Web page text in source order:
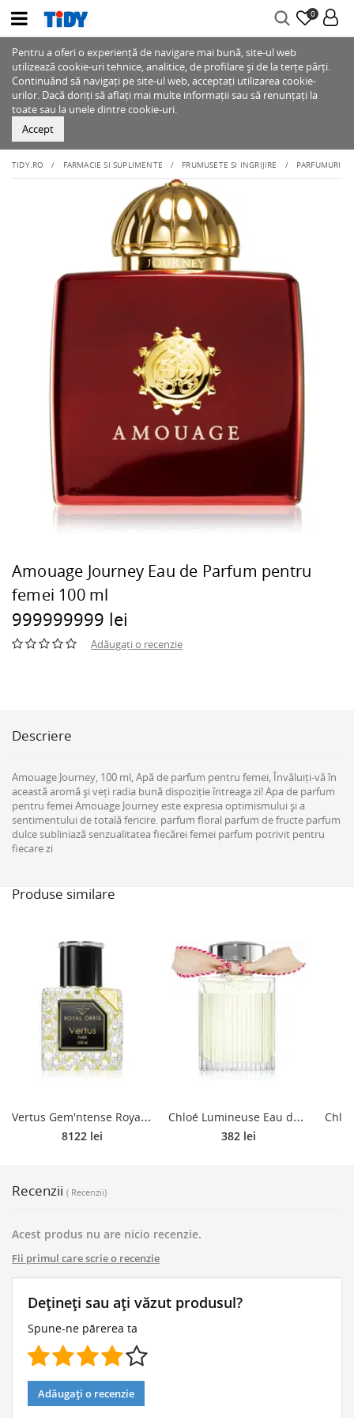
0
Pentru a oferi o experiență de navigare mai bună, site-ul web
utilizează cookie-uri tehnice, analitice, de profilare și de la terțe părți.
Continuând să navigați pe site-ul web, acceptați utilizarea cookie-
urilor. Dacă doriți să aflați mai multe informații sau să renunțați la
toate sau la unele dintre cookie-uri.
Accept
TIDY.RO FARMACIE SI SUPLIMENTE FRUMUSETE SI INGRIJIRE PARFUMURI
Amouage Journey Eau de Parfum pentru
femei 100 ml
999999999 lei
Adăugați o recenzie
Descriere
Amouage Journey, 100 ml, Apă de parfum pentru femei, Învăluiți-vă în
această aromă și veți radia bună dispoziție întreaga zi! Apa de parfum
pentru femei Amouage Journey este expresia optimismului și a
sentimentului de totală fericire. parfum floral parfum de fructe parfum
dulce subliniază senzualitatea fiecărei femei parfum potrivit pentru
fiecare zi
Produse similare
V
ertus Gem'ntense Royal Orris Eau de Parfum unisex 100 ml
8122 lei
C
hloé Lumineuse Eau de Parfum reincarcabil pentru femei 100 ml
382 lei
Recenzii ( Recenzii)
Acest produs nu are nicio recenzie.
Fii primul care scrie o recenzie
Dețineți sau ați văzut produsul?
Spune-ne părerea ta
Adăugați o recenzie